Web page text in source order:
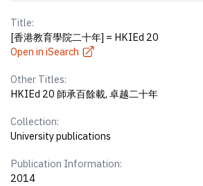
Title:
[香港教育學院二十年] = HKIEd 20
Open in iSearch
Other Titles:
HKIEd 20 師承百餘載, 卓越二十年
Collection:
University publications
Publication Information:
2014